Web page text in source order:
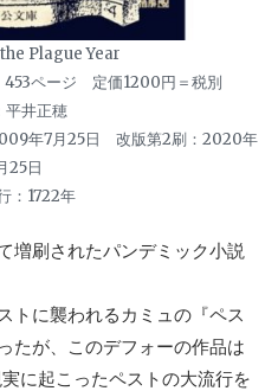
Plague Year
ページ 定価1200円＝税別
平井正穂
年7月25日 改版第2刷：2020年
25日
：1722年
増刷されたパンデミック小説
トに襲われるカミュの『ペス
たが、このデフォーの作品は
に起こったペストの大流行を